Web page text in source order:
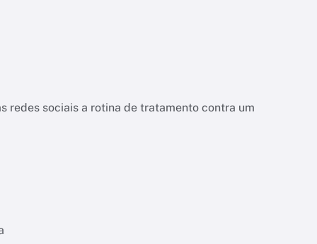
redes sociais a rotina de tratamento contra um